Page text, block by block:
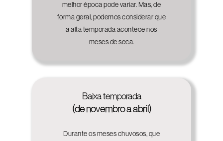
melhor época pode variar. Mas, de
forma geral, podemos considerar que
a alta temporada acontece nos
meses de seca.
Baixa temporada
(de novembro a abril)
Durante os meses chuvosos, que